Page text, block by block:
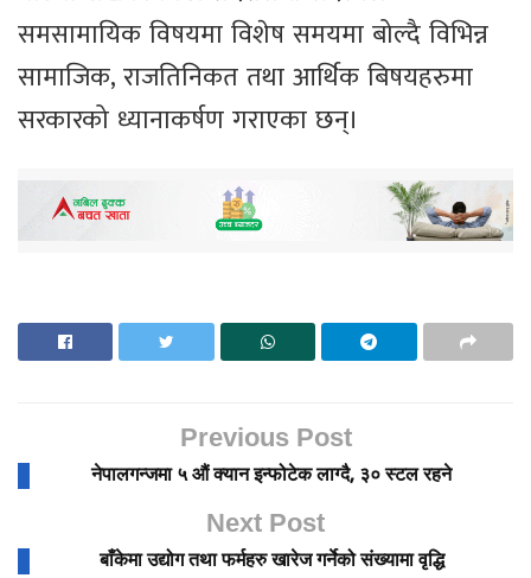
समसामायिक विषयमा विशेष समयमा बोल्दै विभिन्न
सामाजिक, राजतिनिकत तथा आर्थिक बिषयहरुमा
सरकारको ध्यानाकर्षण गराएका छन्।
Previous Post
नेपालगन्जमा ५ औं क्यान इन्फोटेक लाग्दै, ३० स्टल रहने
Next Post
बाँकेमा उद्योग तथा फर्महरु खारेज गर्नेको संख्यामा वृद्धि